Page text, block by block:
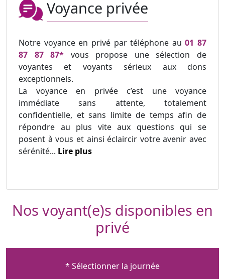
Voyance privée
Notre voyance en privé par téléphone au01 87
87 87 87* vous propose une sélection de
voyantes et voyants sérieux aux dons
exceptionnels.
La voyance en privée c’est une voyance
immédiate sans attente, totalement
confidentielle, et sans limite de temps afin de
répondre au plus vite aux questions qui se
posent à vous et ainsi éclaircir votre avenir avec
sérénité... Lire plus
Nos voyant(e)s disponibles en
privé
* Sélectionner la journée